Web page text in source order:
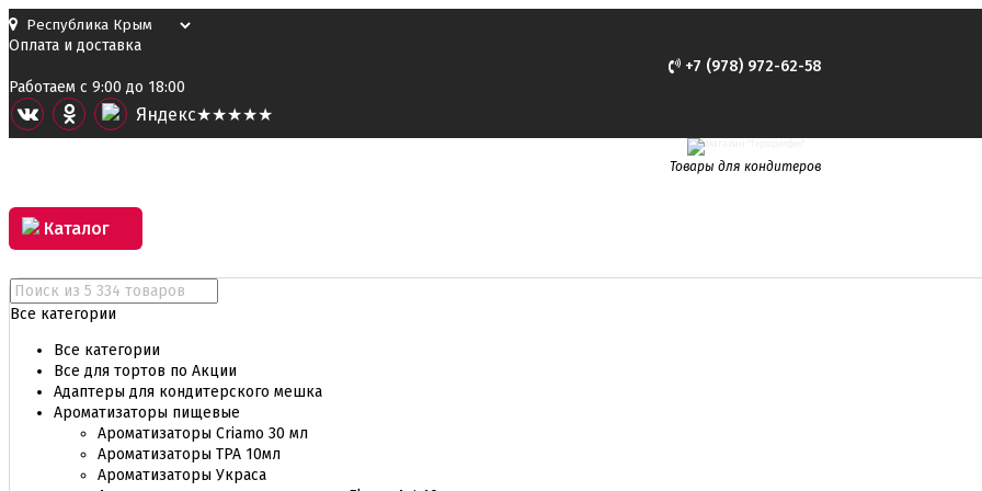
Оплата и доставка
+7 (978) 972-62-58
Работаем с 9:00 до 18:00
Яндекс★★★★★
Товары для кондитеров
Каталог
Все категории
Все категории
Все для тортов по Акции
Адаптеры для кондитерского мешка
Ароматизаторы пищевые
Ароматизаторы Criamo 30 мл
Ароматизаторы TPA 10мл
Ароматизаторы Украса